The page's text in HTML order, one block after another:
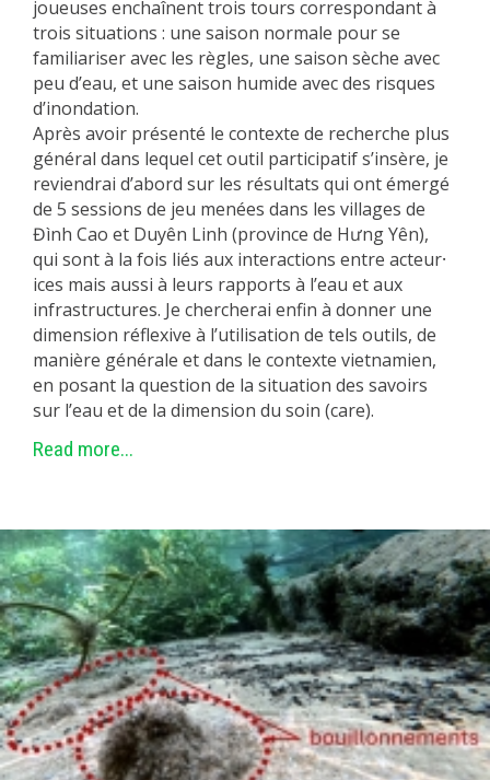
joueuses enchaînent trois tours correspondant à
trois situations : une saison normale pour se
familiariser avec les règles, une saison sèche avec
peu d’eau, et une saison humide avec des risques
d’inondation.
Après avoir présenté le contexte de recherche plus
général dans lequel cet outil participatif s’insère, je
reviendrai d’abord sur les résultats qui ont émergé
de 5 sessions de jeu menées dans les villages de
Đình Cao et Duyên Linh (province de Hưng Yên),
qui sont à la fois liés aux interactions entre acteur⸱
ices mais aussi à leurs rapports à l’eau et aux
infrastructures. Je chercherai enfin à donner une
dimension réflexive à l’utilisation de tels outils, de
manière générale et dans le contexte vietnamien,
en posant la question de la situation des savoirs
sur l’eau et de la dimension du soin (care).
Read more...